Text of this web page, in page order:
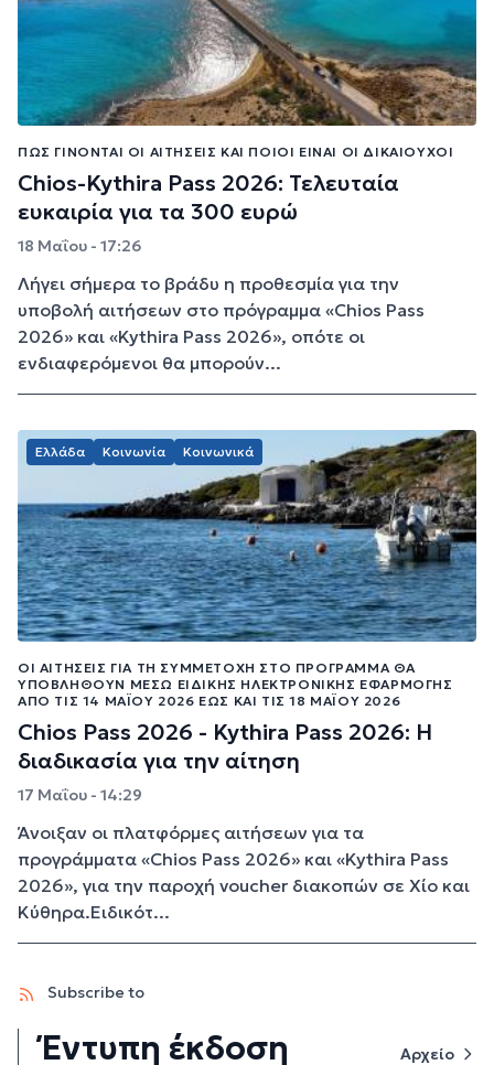
ΠΏΣ ΓΊΝΟΝΤΑΙ ΟΙ ΑΙΤΉΣΕΙΣ ΚΑΙ ΠΟΙΟΙ ΕΊΝΑΙ ΟΙ ΔΙΚΑΙΟΎΧΟΙ
Chios-Kythira Pass 2026: Τελευταία
ευκαιρία για τα 300 ευρώ
18 Μαΐου - 17:26
Λήγει σήμερα το βράδυ η προθεσμία για την
υποβολή αιτήσεων στo πρόγραμμα «Chios Pass
2026» και «Kythira Pass 2026», οπότε οι
ενδιαφερόμενοι θα μπορούν...
Ελλάδα Κοινωνία Κοινωνικά
ΟΙ ΑΙΤΉΣΕΙΣ ΓΙΑ ΤΗ ΣΥΜΜΕΤΟΧΉ ΣΤΟ ΠΡΌΓΡΑΜΜΑ ΘΑ
ΥΠΟΒΛΗΘΟΎΝ ΜΈΣΩ ΕΙΔΙΚΉΣ ΗΛΕΚΤΡΟΝΙΚΉΣ ΕΦΑΡΜΟΓΉΣ
ΑΠΌ ΤΙΣ 14 ΜΑΪ́ΟΥ 2026 ΈΩΣ ΚΑΙ ΤΙΣ 18 ΜΑΪ́ΟΥ 2026
Chios Pass 2026 - Kythira Pass 2026: Η
διαδικασία για την αίτηση
17 Μαΐου - 14:29
Άνοιξαν οι πλατφόρμες αιτήσεων για τα
προγράμματα «Chios Pass 2026» και «Kythira Pass
2026», για την παροχή voucher διακοπών σε Χίο και
Κύθηρα.Ειδικότ...
Subscribe to
Έντυπη έκδοση Αρχείο